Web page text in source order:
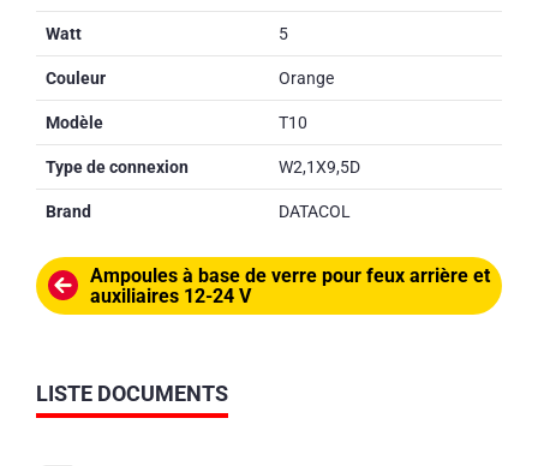
Watt 5
Couleur Orange
Modèle T10
Type de connexion W2,1X9,5D
Brand DATACOL
Ampoules à base de verre pour feux arrière et
auxiliaires 12-24 V
LISTE DOCUMENTS